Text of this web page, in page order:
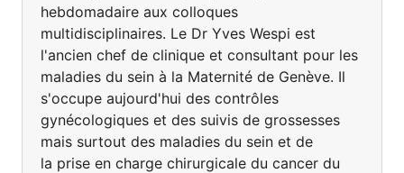
hebdomadaire aux colloques
multidisciplinaires. Le Dr Yves Wespi est
l'ancien chef de clinique et consultant pour les
maladies du sein à la Maternité de Genève. Il
s'occupe aujourd'hui des contrôles
gynécologiques et des suivis de grossesses
mais surtout des maladies du sein et de
la prise en charge chirurgicale du cancer du